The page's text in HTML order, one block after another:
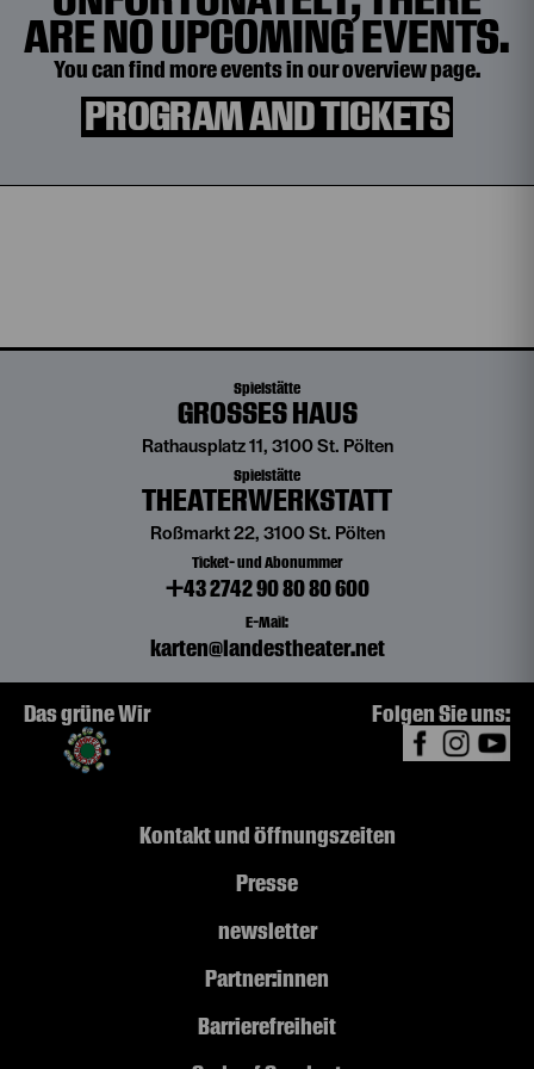
ARE NO UPCOMING EVENTS.
You can find more events in our overview page.
PROGRAM AND TICKETS
Spielstätte
GROSSES HAUS
Rathausplatz 11, 3100 St. Pölten
Spielstätte
THEATERWERKSTATT
Roßmarkt 22, 3100 St. Pölten
Ticket- und Abonummer
+43 2742 90 80 80 600
E-Mail:
karten@landestheater.net
Das grüne Wir Folgen Sie uns:
Kontakt und Öffnungszeiten
Presse
newsletter
Partner:innen
Barrierefreiheit